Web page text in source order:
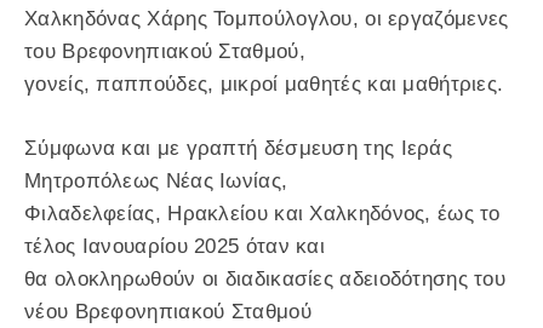
Χαλκηδόνας Χάρης Τομπούλογλου, οι εργαζόμενες
του Βρεφονηπιακού Σταθμού,
γονείς, παππούδες, μικροί μαθητές και μαθήτριες.
Σύμφωνα και με γραπτή δέσμευση της Ιεράς
Μητροπόλεως Νέας Ιωνίας,
Φιλαδελφείας, Ηρακλείου και Χαλκηδόνος, έως το
τέλος Ιανουαρίου 2025 όταν και
θα ολοκληρωθούν οι διαδικασίες αδειοδότησης του
νέου Βρεφονηπιακού Σταθμού